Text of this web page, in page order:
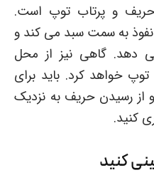
حریف و پرتاب توپ است.
به سمت سبد می کند و
دهد. گاهی نیز از محل
خواهد کرد. باید برای
از رسیدن حریف به نزدیک
کنید.